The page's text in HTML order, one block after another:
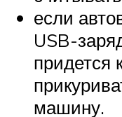
если
USB-
придется
машину.